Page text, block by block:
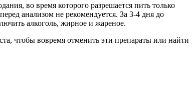
во время которого разрешается пить только
анализом не рекомендуется. За 3-4 дня до
алкоголь, жирное и жареное.
чтобы вовремя отменить эти препараты или найти